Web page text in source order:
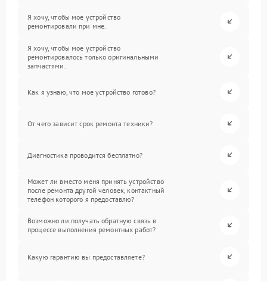
Я хочу, чтобы мое устройство
ремонтировали при мне.
Я хочу, чтобы мое устройство
ремонтировалось только оригинальными
запчастями.
Как я узнаю, что мое устройство готово?
От чего зависит срок ремонта техники?
Диагностика проводится бесплатно?
Может ли вместо меня принять устройство
после ремонта другой человек, контактный
телефон которого я предоставлю?
Возможно ли получать обратную связь в
процессе выполнения ремонтных работ?
Какую гарантию вы предоставляете?